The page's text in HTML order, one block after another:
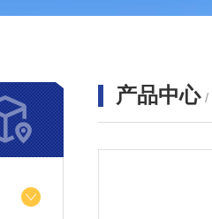
产品中心 /